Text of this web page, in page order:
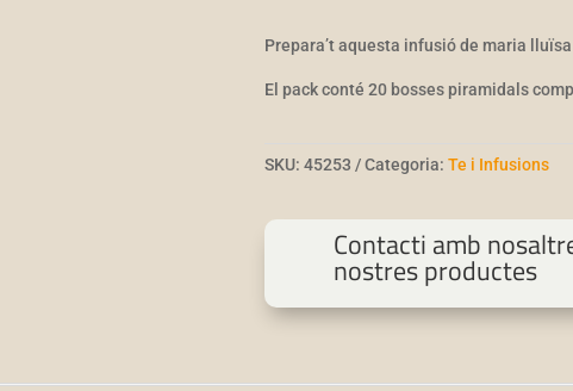
Prepara’t aquesta infusió de maria
El pack conté 20 bosses piramidals
SKU:45253 Categoria:Te i Infusions
Contacti amb
nostres productes